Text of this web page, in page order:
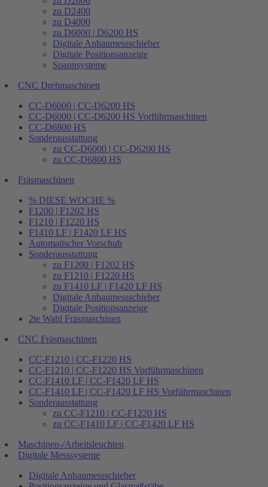
zu D2400
zu D4000
zu D6000 | D6200 HS
Digitale Anbaumessschieber
Digitale Positionsanzeige
Spannsysteme
CNC Drehmaschinen
CC-D6000 | CC-D6200 HS
CC-D6000 | CC-D6200 HS Vorführmaschinen
CC-D6800 HS
Sonderausstattung
zu CC-D6000 | CC-D6200 HS
zu CC-D6800 HS
Fräsmaschinen
% DIESE WOCHE %
F1200 | F1202 HS
F1210 | F1220 HS
F1410 LF | F1420 LF HS
Automatischer Vorschub
Sonderausstattung
zu F1200 | F1202 HS
zu F1210 | F1220 HS
zu F1410 LF | F1420 LF HS
Digitale Anbaumessschieber
Digitale Positionsanzeige
2te Wahl Fräsmaschinen
CNC Fräsmaschinen
CC-F1210 | CC-F1220 HS
CC-F1210 | CC-F1220 HS Vorführmaschinen
CC-F1410 LF | CC-F1420 LF HS
CC-F1410 LF | CC-F1420 LF HS Vorführmaschinen
Sonderausstattung
zu CC-F1210 | CC-F1220 HS
zu CC-F1410 LF | CC-F1420 LF HS
Maschinen-/Arbeitsleuchten
Digitale Messsysteme
Digitale Anbaumessschieber